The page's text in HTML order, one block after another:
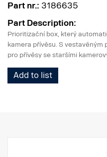
Part nr.: 3186635
Part Description:
Prioritizační box, který
kamera přívěsu. S vestavěným
pro přívěsy se staršími
Add to list